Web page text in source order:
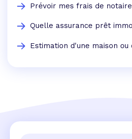
Prévoir mes frais de notaire
Quelle assurance prêt
Estimation d'une maison